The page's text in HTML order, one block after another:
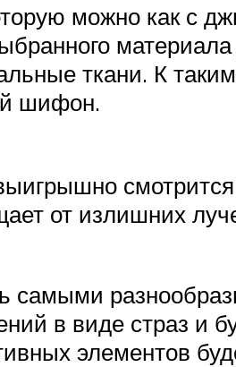
можно как с
ткани. К
шифон.
от излишних
самыми
в виде страз и
элементов